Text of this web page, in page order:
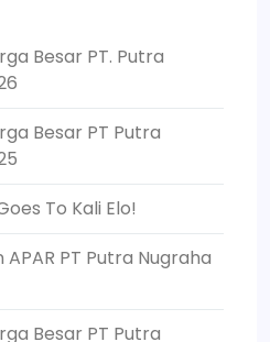
Besar PT. Putra
Besar PT Putra
To Kali Elo!
PT Putra Nugraha
Besar PT Putra